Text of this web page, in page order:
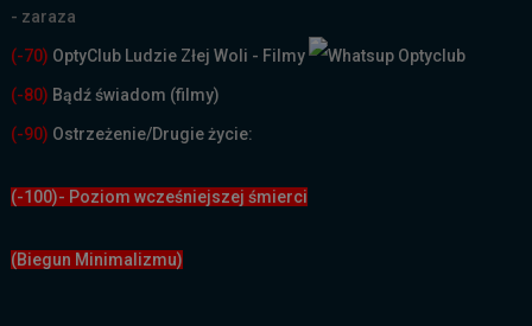
- zaraza
(-70) OptyClub Ludzie Złej Woli - Filmy
(-80) Bądź świadom (filmy)
(-90) Ostrzeżenie/Drugie życie:
(-100)- Poziom wcześniejszej śmierci
(Biegun Minimalizmu)